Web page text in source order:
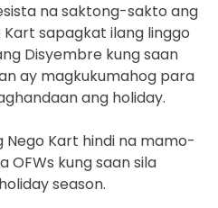
na saktong-sakto ang
Kart sapagkat ilang linggo
Disyembre kung saan
ay magkukumahog para
ang holiday.
Kart hindi na mamo-
kung saan sila
season.